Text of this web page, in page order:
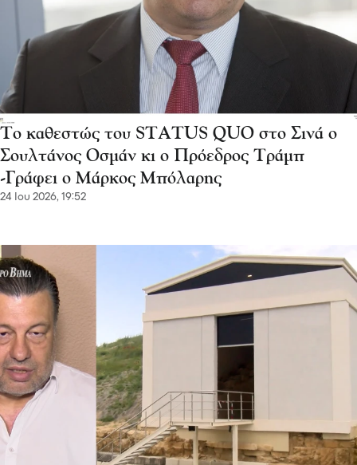
Το καθεστώς του STATUS QUO στο Σινά ο
Σουλτάνος Οσμάν κι ο Πρόεδρος Τράμπ
-Γράφει ο Μάρκος Μπόλαρης
24 Ιου 2026, 19:52